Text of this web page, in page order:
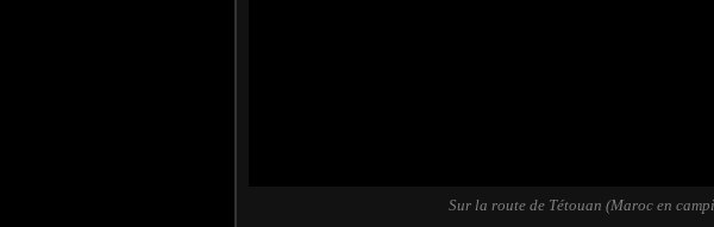
Sur la route de Tétouan (Maroc en